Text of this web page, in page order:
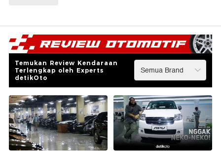
Temukan Review Kendaraan
Terlengkap oleh Experts
detikOto